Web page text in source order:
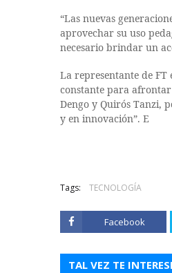
“Las nuevas
aprovechar su uso
necesario brindar un
La representante de
constante para afrontar
Dengo y Quirós Tanzi,
y en innovación”. E
Tags: TECNOLOGÍA
Facebook
TAL VEZ TE